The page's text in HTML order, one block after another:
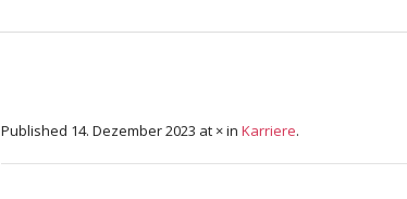
Published 14. Dezember 2023 at × in Karriere.